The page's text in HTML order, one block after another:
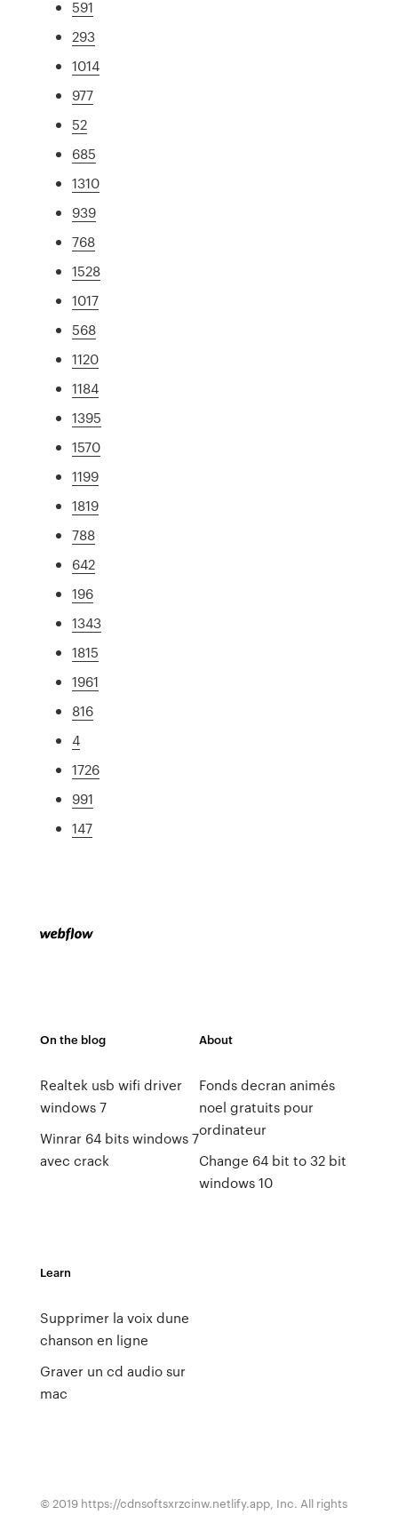
591
293
1014
977
52
685
1310
939
768
1528
1017
568
1120
1184
1395
1570
1199
1819
788
642
196
1343
1815
1961
816
4
1726
991
147
On the blog
Realtek usb wifi driver
windows 7
Winrar 64 bits windows 7
avec crack
About
Fonds decran animés
noel gratuits pour
ordinateur
Change 64 bit to 32 bit
windows 10
Learn
Supprimer la voix dune
chanson en ligne
Graver un cd audio sur
mac
© 2019 https://cdnsoftsxrzcinw.netlify.app, Inc. All rights